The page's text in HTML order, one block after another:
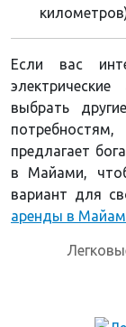
Если вас
выбрать
предлагает
в Майами,
вариант для
аренды в